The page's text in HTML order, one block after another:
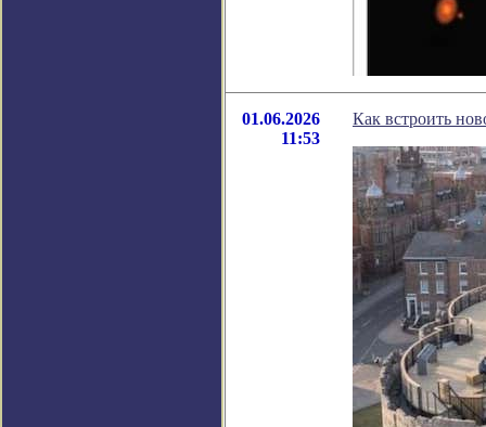
01.06.2026
11:53
Как встроить